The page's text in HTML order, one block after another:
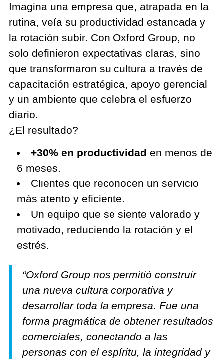
Imagina una empresa que, atrapada en la
rutina, veía su productividad estancada y
la rotación subir. Con Oxford Group, no
solo definieron expectativas claras, sino
que transformaron su cultura a través de
capacitación estratégica, apoyo gerencial
y un ambiente que celebra el esfuerzo
diario.
¿El resultado?
+30% en productividad en menos de
6 meses.
Clientes que reconocen un servicio
más atento y eficiente.
Un equipo que se siente valorado y
motivado, reduciendo la rotación y el
estrés.
“Oxford Group nos permitió construir
una nueva cultura corporativa y
desarrollar toda la empresa. Fue una
forma pragmática de obtener resultados
comerciales, conectando a las
personas con el espíritu, la integridad y